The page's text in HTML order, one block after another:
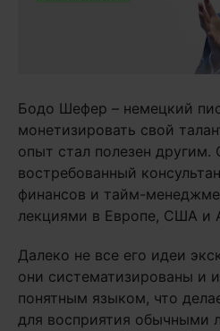
Бодо Шефер – немецкий
монетизировать свой
опыт стал полезен
востребованный
финансов и тайм-
лекциями в Европе, США и
Далеко не все его идеи
они систематизированы и
понятным языком, что
для восприятия